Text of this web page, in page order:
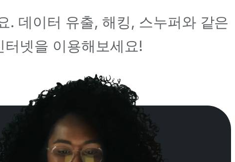
. 데이터 유출, 해킹, 스누퍼와 같은
넷을 이용해보세요!